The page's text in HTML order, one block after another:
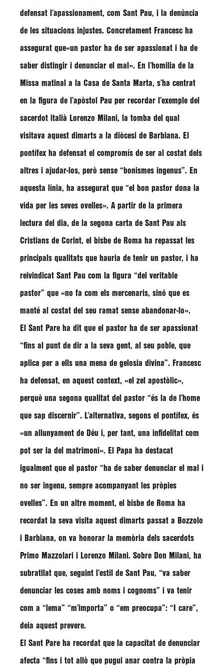
defensat l’apassionament, com Sant Pau, i la denúncia
de les situacions injustes. Concretament Francesc ha
assegurat que«un pastor ha de ser apassionat i ha de
saber distingir i denunciar el mal». En l’homilia de la
Missa matinal a la Casa de Santa Marta, s’ha centrat
en la figura de l’apòstol Pau per recordar l’exemple del
sacerdot italià Lorenzo Milani, la tomba del qual
visitava aquest dimarts a la diòcesi de Barbiana. El
pontífex ha defensat el compromís de ser al costat dels
altres i ajudar-los, però sense “bonismes ingenus”. En
aquesta línia, ha assegurat que “el bon pastor dona la
vida per les seves ovelles». A partir de la primera
lectura del dia, de la segona carta de Sant Pau als
Cristians de Corint, el bisbe de Roma ha repassat les
principals qualitats que hauria de tenir un pastor, i ha
reivindicat Sant Pau com la figura “del veritable
pastor” que «no fa com els mercenaris, sinó que es
manté al costat del seu ramat sense abandonar-lo».
El Sant Pare ha dit que el pastor ha de ser apassionat
“fins al punt de dir a la seva gent, al seu poble, que
aplica per a ells una mena de gelosia divina”. Francesc
ha defensat, en aquest context, «el zel apostòlic»,
perquè una segona qualitat del pastor “és la de l’home
que sap discernir”. L’alternativa, segons el pontífex, és
«un allunyament de Déu i, per tant, una infidelitat com
pot ser la del matrimoni». El Papa ha destacat
igualment que el pastor “ha de saber denunciar el mal i
no ser ingenu, sempre acompanyant les pròpies
ovelles”. En un altre moment, el bisbe de Roma ha
recordat la seva visita aquest dimarts passat a Bozzolo
i Barbiana, on va honorar la memòria dels sacerdots
Primo Mazzolari i Lorenzo Milani. Sobre Don Milani, ha
subratllat que, seguint l’estil de Sant Pau, “va saber
denunciar les coses amb noms i cognoms” i va tenir
com a “lema” “m’importa” o “em preocupa”: “I care”,
deia aquest prevere.
El Sant Pare ha recordat que la capacitat de denunciar
afecta “fins i tot allò que pugui anar contra la pròpia